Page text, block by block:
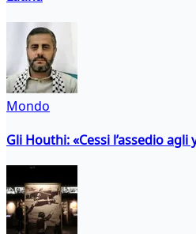
Mondo
Gli Houthi: «Cessi l’assedio agli